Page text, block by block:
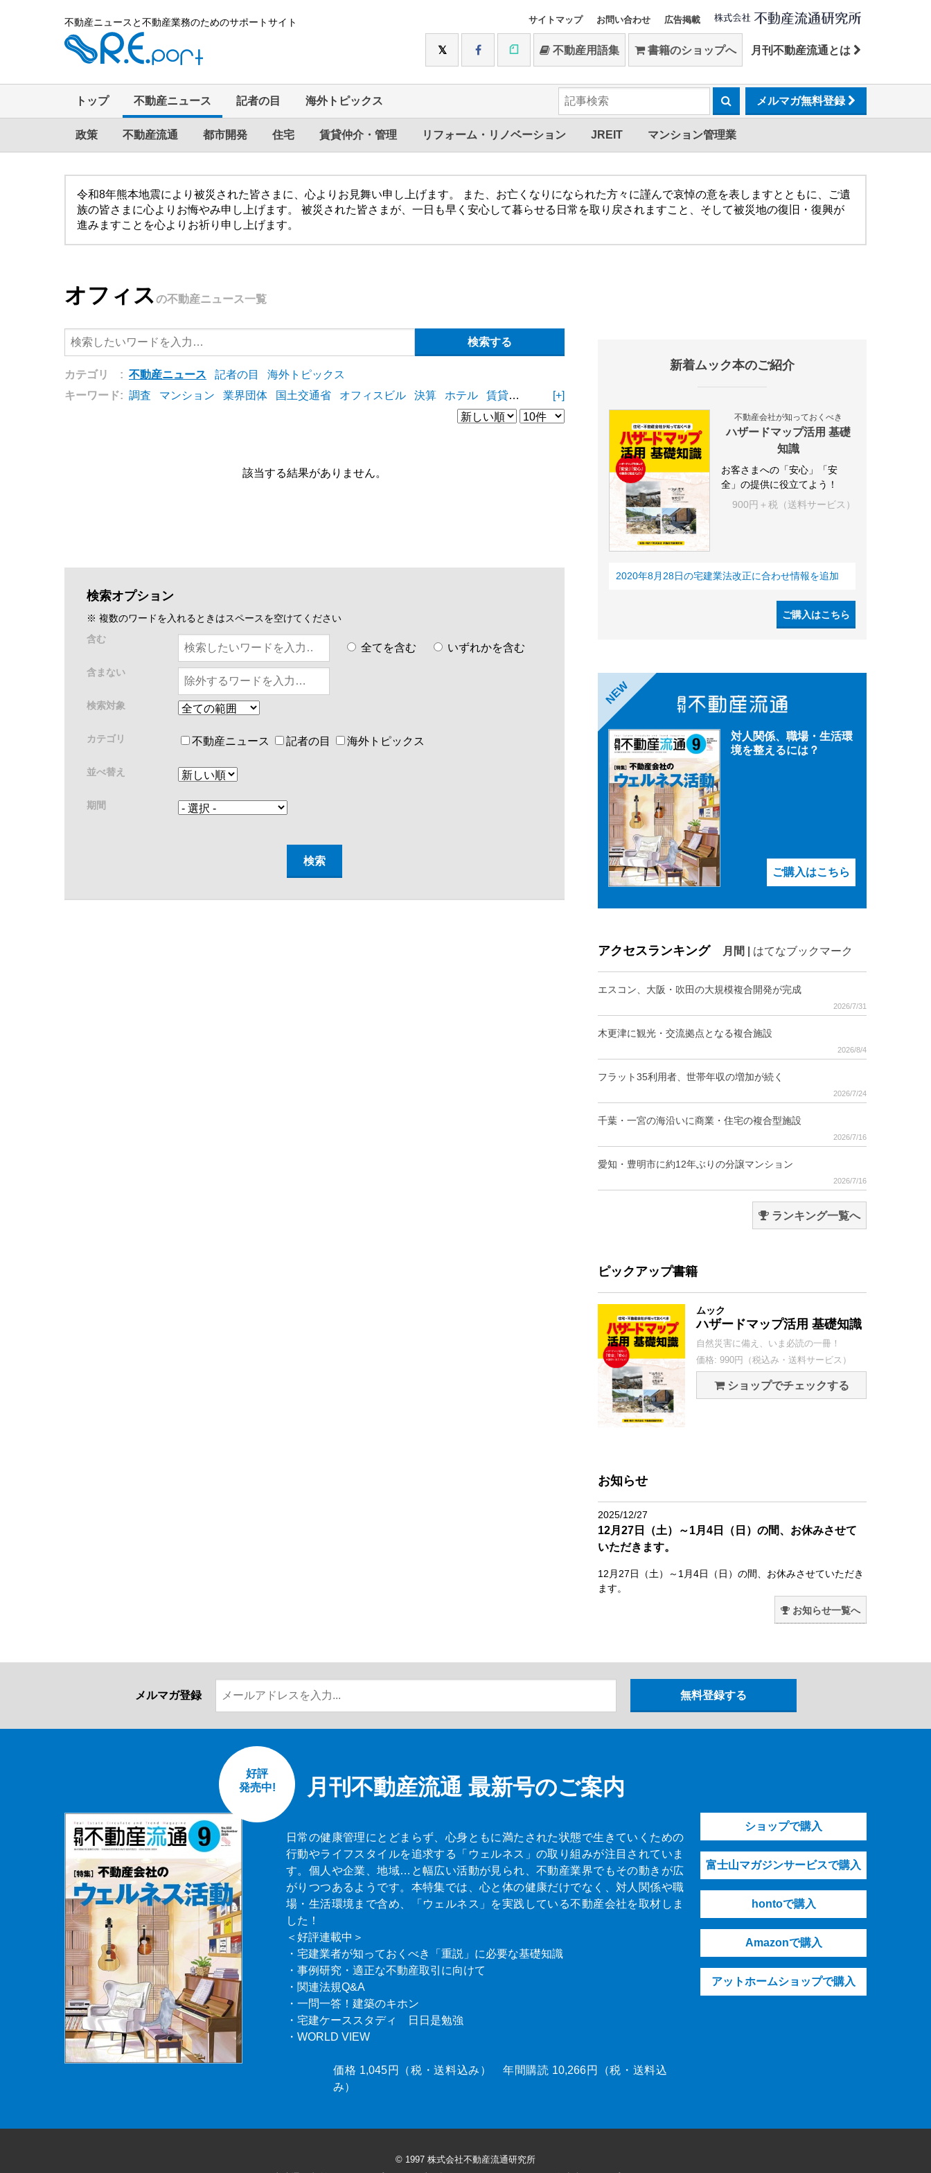
不動産ニュースと不動産業務のためのサポートサイト サイトマップ お問い合わせ 広告掲載
不動産用語集 書籍のショップへ 月刊不動産流通とは
トップ 不動産ニュース 記者の目 海外トピックス メルマガ無料登録
政策 不動産流通 都市開発 住宅 賃貸仲介・管理 リフォーム・リノベーション JREIT マンション管理業
令和8年熊本地震により被災された皆さまに、心よりお見舞い申し上げます。 また、お亡くなりになられた方々に謹んで哀悼の意を表しますとともに、ご遺
族の皆さまに心よりお悔やみ申し上げます。 被災された皆さまが、一日も早く安心して暮らせる日常を取り戻されますこと、そして被災地の復旧・復興が
進みますことを心よりお祈り申し上げます。
オフィスの不動産ニュース一覧
カテゴリ : 不動産ニュース 記者の目
海外トピックス
キーワード: 調査 マンション 業界団体 国土交通省 オフィスビル 決算 ホテル 賃貸住宅 物流施設
[+]
該当する結果がありません。
検索オプション
※ 複数のワードを入れるときはスペースを空けてください
含む
全てを含む いずれかを含む
含まない
検索対象
カテゴリ 不動産ニュース 記者の目 海外トピックス
並べ替え
期間
新着ムック本のご紹介
不動産会社が知っておくべき
ハザードマップ活用 基礎
知識
お客さまへの「安心」「安
全」の提供に役立てよう！
900円＋税（送料サービス）
2020年8月28日の宅建業法改正に合わせ情報を追加
ご購入はこちら
NEW
対人関係、職場・生活環
境を整えるには？
ご購入はこちら
アクセスランキング 月間 はてなブックマーク
エスコン、大阪・吹田の大規模複合開発が完成
2026/7/31
木更津に観光・交流拠点となる複合施設
2026/8/4
フラット35利用者、世帯年収の増加が続く
2026/7/24
千葉・一宮の海沿いに商業・住宅の複合型施設
2026/7/16
愛知・豊明市に約12年ぶりの分譲マンション
2026/7/16
ランキング一覧へ
ピックアップ書籍
ムック
ハザードマップ活用 基礎知識
自然災害に備え、いま必読の一冊！
価格: 990円（税込み・送料サービス）
ショップでチェックする
お知らせ
2025/12/27
12月27日（土）～1月4日（日）の間、お休みさせて
いただきます。
12月27日（土）～1月4日（日）の間、お休みさせていただき
ます。
お知らせ一覧へ
メルマガ登録
月刊不動産流通 最新号のご案内
好評
発売中!
日常の健康管理にとどまらず、心身ともに満たされた状態で生きていくための
行動やライフスタイルを追求する「ウェルネス」の取り組みが注目されていま
す。個人や企業、地域…と幅広い活動が見られ、不動産業界でもその動きが広
がりつつあるようです。本特集では、心と体の健康だけでなく、対人関係や職
場・生活環境まで含め、「ウェルネス」を実践している不動産会社を取材しま
した！
＜好評連載中＞
・宅建業者が知っておくべき「重説」に必要な基礎知識
・事例研究・適正な不動産取引に向けて
・関連法規Q&A
・一問一答！建築のキホン
・宅建ケーススタディ 日日是勉強
・WORLD VIEW
価格 1,045円（税・送料込み） 年間購読 10,266円（税・送料込
み）
ショップで購入
富士山マガジンサービスで購入
hontoで購入
Amazonで購入
アットホームショップで購入
© 1997 株式会社不動産流通研究所